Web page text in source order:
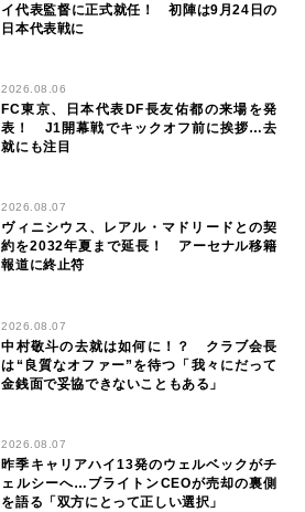
イ代表監督に正式就任！ 初陣は9月24日の
日本代表戦に
2026.08.06
FC東京、日本代表DF長友佑都の来場を発
表！ J1開幕戦でキックオフ前に挨拶…去
就にも注目
2026.08.07
ヴィニシウス、レアル・マドリードとの契
約を2032年夏まで延長！ アーセナル移籍
報道に終止符
2026.08.07
中村敬斗の去就は如何に！？ クラブ会長
は“良質なオファー”を待つ「我々にだって
金銭面で妥協できないこともある」
2026.08.07
昨季キャリアハイ13発のウェルベックがチ
ェルシーへ…ブライトンCEOが売却の裏側
を語る「双方にとって正しい選択」